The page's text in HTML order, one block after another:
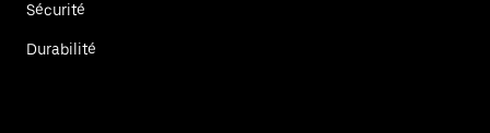
Sécurité
Durabilité